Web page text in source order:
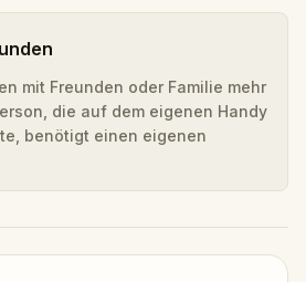
mit Freunden oder Familie mehr
die auf dem eigenen Handy
benötigt einen eigenen